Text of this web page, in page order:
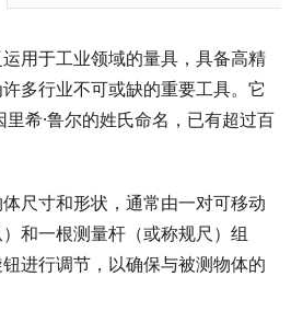
用于工业领域的量具，具备高精
多行业不可或缺的重要工具。它
里希·鲁尔的姓氏命名，已有超过百
尺寸和形状，通常由一对可移动
和一根测量杆（或称规尺）组
进行调节，以确保与被测物体的